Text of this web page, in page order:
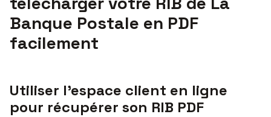
Banque Postale en PDF
facilement
Utiliser l’espace client en ligne
pour récupérer son RIB PDF